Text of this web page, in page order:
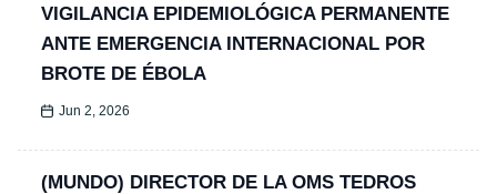
VIGILANCIA EPIDEMIOLÓGICA PERMANENTE
ANTE EMERGENCIA INTERNACIONAL POR
BROTE DE ÉBOLA
Jun 2, 2026
(MUNDO) DIRECTOR DE LA OMS TEDROS